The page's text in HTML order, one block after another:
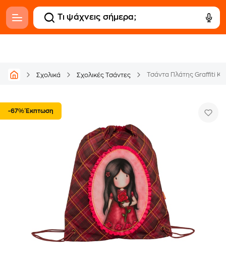
Σχολικά Σχολικές Τσάντες Τσάντα Πλάτης Graffiti
-67% Έκπτωση